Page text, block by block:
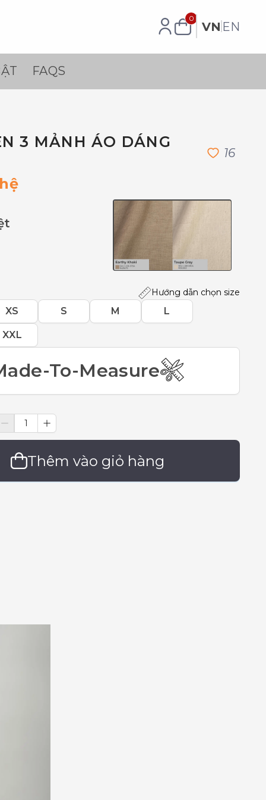
0
VN EN
FAQS
3 MẢNH ÁO DÁNG
16
Hướng dẫn chọn size
XS S M L
XXL
To-Measure
Thêm vào giỏ hàng